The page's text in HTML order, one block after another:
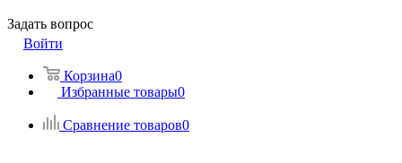
Задать вопрос
Войти
Корзина0
Избранные товары0
Сравнение товаров0